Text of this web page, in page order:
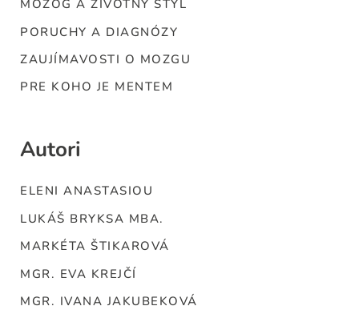
MOZOG A ŽIVOTNÝ ŠTÝL
PORUCHY A DIAGNÓZY
ZAUJÍMAVOSTI O MOZGU
PRE KOHO JE MENTEM
Autori
ELENI ANASTASIOU
LUKÁŠ BRYKSA MBA.
MARKÉTA ŠTIKAROVÁ
MGR. EVA KREJČÍ
MGR. IVANA JAKUBEKOVÁ